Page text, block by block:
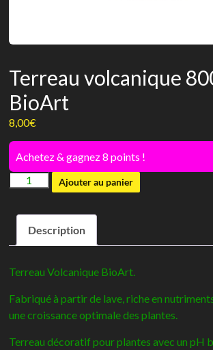
Terreau volcanique
BioArt
8,00€
Achetez & gagnez 8 points !
quantité
Terreau
volcanique
800g
Ajouter au panier
Description
Terreau Volcanique BioArt.
Fabriqué à partir de lave, riche en
une croissance optimale des plantes.
Terreau décoratif pour plantes avec un pH